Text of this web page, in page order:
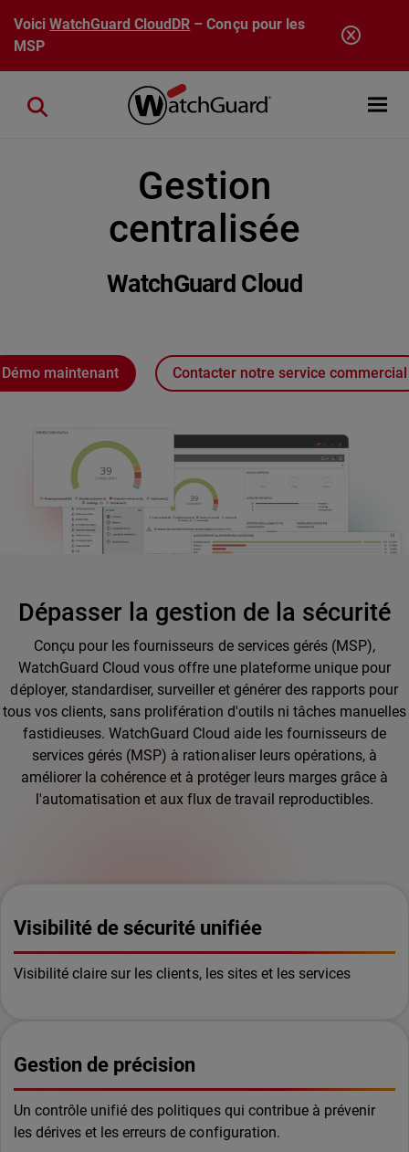
Aller au contenu principal
VoiciWatchGuard CloudDR – Conçu pour les
MSP
Open
Close search
Gestion
centralisée
WatchGuard Cloud
Démo maintenant Contacter notre service commercial
Dépasser la gestion de la sécurité
Conçu pour les fournisseurs de services gérés (MSP),
WatchGuard Cloud vous offre une plateforme unique pour
déployer, standardiser, surveiller et générer des rapports pour
tous vos clients, sans prolifération d'outils ni tâches manuelles
fastidieuses. WatchGuard Cloud aide les fournisseurs de
services gérés (MSP) à rationaliser leurs opérations, à
améliorer la cohérence et à protéger leurs marges grâce à
l'automatisation et aux flux de travail reproductibles.
Visibilité de sécurité unifiée
Visibilité claire sur les clients, les sites et les services
Gestion de précision
Un contrôle unifié des politiques qui contribue à prévenir
les dérives et les erreurs de configuration.